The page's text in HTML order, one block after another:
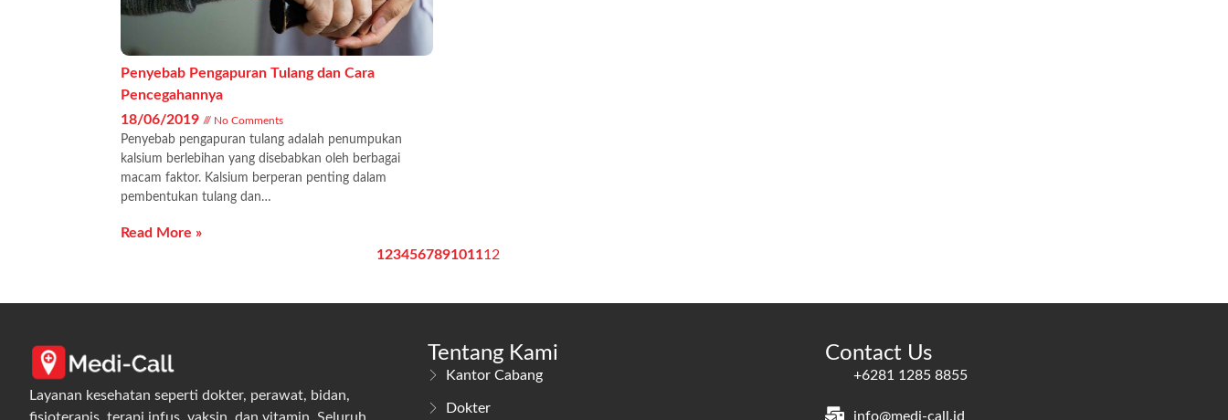
Penyebab Pengapuran Tulang dan Cara
Pencegahannya
18/06/2019
No Comments
Penyebab pengapuran tulang adalah penumpukan
kalsium berlebihan yang disebabkan oleh berbagai
macam faktor. Kalsium berperan penting dalam
pembentukan tulang dan…
Read More »
123456789101112
Layanan kesehatan seperti dokter, perawat, bidan,
Tentang Kami
Kantor Cabang
Dokter
Contact Us
+6281 1285 8855
info@medi-call.id